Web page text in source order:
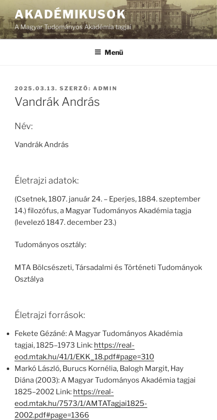
AKADÉMIKUSOK
A Magyar Tudományos Akadémia tagjai
Menü
BEKÜLDVE:
2025.03.13. SZERZŐ: ADMIN
Vandrák András
Név:
Vandrák András
Életrajzi adatok:
(Csetnek, 1807. január 24. – Eperjes, 1884. szeptember
14.) filozófus, a Magyar Tudományos Akadémia tagja
(levelező 1847. december 23.)
Tudományos osztály:
MTA Bölcsészeti, Társadalmi és Történeti Tudományok
Osztálya
Életrajzi források:
Fekete Gézáné: A Magyar Tudományos Akadémia
tagjai, 1825–1973 Link: https://real-
eod.mtak.hu/41/1/EKK_18.pdf#page=310
Markó László, Burucs Kornélia, Balogh Margit, Hay
Diána (2003): A Magyar Tudományos Akadémia tagjai
1825–2002 Link: https://real-
eod.mtak.hu/7573/1/AMTATagjai1825-
2002.pdf#page=1366